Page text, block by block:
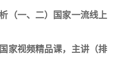
（一、二）国家一流线上
家视频精品课，主讲（排